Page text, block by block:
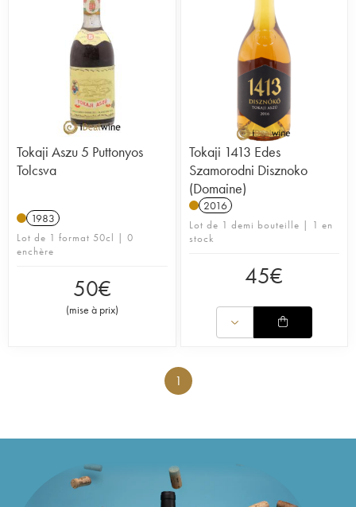
Tokaji Aszu 5 Puttonyos
Tolcsva
1983
Lot de 1 format 50cl | 0
enchère
50€
(mise à prix)
Tokaji 1413 Edes
Szamorodni Disznoko
(Domaine)
2016
Lot de 1 demi bouteille | 1 en
stock
45€
1